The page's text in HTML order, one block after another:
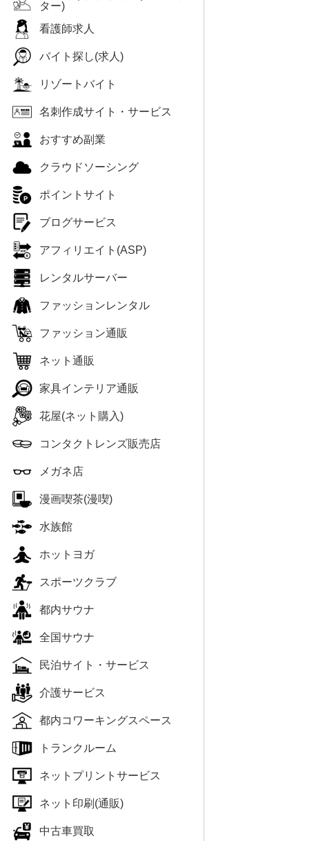
ター)
看護師求人
バイト探し(求人)
リゾートバイト
名刺作成サイト・サービス
おすすめ副業
クラウドソーシング
ポイントサイト
ブログサービス
アフィリエイト(ASP)
レンタルサーバー
ファッションレンタル
ファッション通販
ネット通販
家具インテリア通販
花屋(ネット購入)
コンタクトレンズ販売店
メガネ店
漫画喫茶(漫喫)
水族館
ホットヨガ
スポーツクラブ
都内サウナ
全国サウナ
民泊サイト・サービス
介護サービス
都内コワーキングスペース
トランクルーム
ネットプリントサービス
ネット印刷(通販)
中古車買取